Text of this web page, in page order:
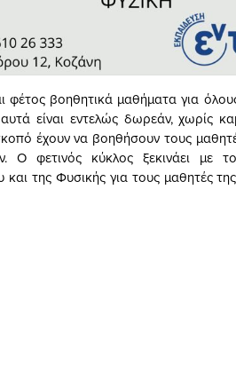
φέτος βοηθητικά μαθήματα για
είναι εντελώς δωρεάν, χωρίς
έχουν να βοηθήσουν τους
Ο φετινός κύκλος ξεκινάει με
της Φυσικής για τους μαθητές